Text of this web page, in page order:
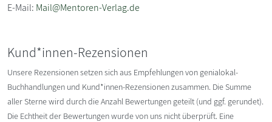
E-Mail: Mail@Mentoren-Verlag.de
Kund*innen-Rezensionen
Unsere Rezensionen setzen sich aus Empfehlungen von genialokal-
Buchhandlungen und Kund*innen-Rezensionen zusammen. Die Summe
aller Sterne wird durch die Anzahl Bewertungen geteilt (und ggf. gerundet).
Die Echtheit der Bewertungen wurde von uns nicht überprüft. Eine